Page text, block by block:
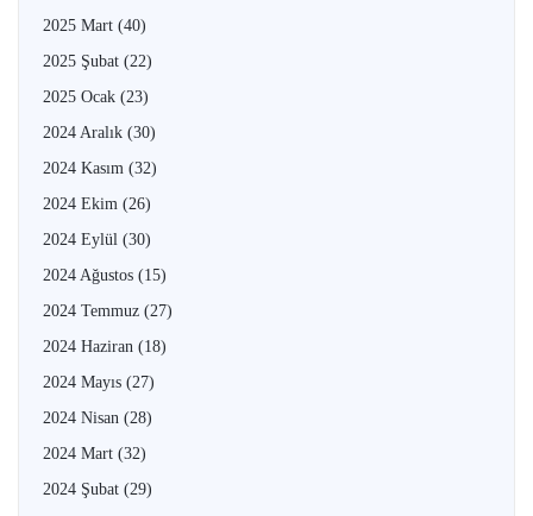
2025 Mart (40)
2025 Şubat (22)
2025 Ocak (23)
2024 Aralık (30)
2024 Kasım (32)
2024 Ekim (26)
2024 Eylül (30)
2024 Ağustos (15)
2024 Temmuz (27)
2024 Haziran (18)
2024 Mayıs (27)
2024 Nisan (28)
2024 Mart (32)
2024 Şubat (29)